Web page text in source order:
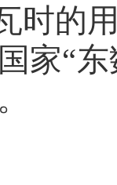
时的
家“